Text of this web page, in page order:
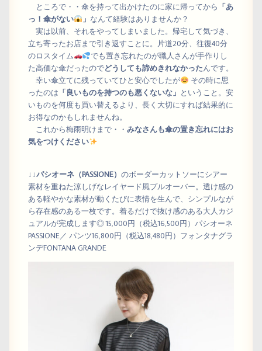
ところで・・傘を持って出かけたのに家に帰ってから 「あ
っ！傘がない
」 なんて経験はありませんか？
実は以前、それをやってしまいました。帰宅して気づき、
立ち寄ったお店まで引き返すことに。片道20分、往復40分
のロスタイム
でも置き忘れたのが職人さんが手作りし
た高価な傘だったのでどうしても諦めきれなかったんです。
幸い傘立てに残っていてひと安心でしたが
その時に思
ったのは 「良いものを持つのも悪くないな」 ということ。安
いものを何度も買い替えるより、長く大切にすれば結果的に
お得なのかもしれませんね。
これから梅雨明けまで・・ みなさんも傘の置き忘れにはお
気をつけください
↓↓パシオーネ（PASSIONE） のボーダーカットソーにシアー
素材を重ねた涼しげなレイヤード風プルオーバー。透け感の
ある軽やかな素材が動くたびに表情を生んで、シンプルなが
ら存在感のある一枚です。着るだけで抜け感のある大人カジ
ュアルが完成します◎ 15,000円（税込16,500円）パシオーネ
PASSIONE／ パンツ16,800円（税込18,480円）フォンタナグラ
ンデFONTANA GRANDE